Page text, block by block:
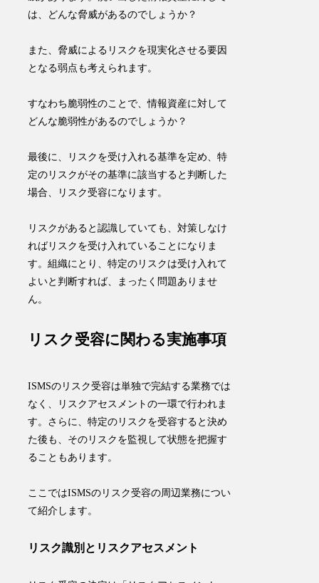
は、どんな脅威があるのでしょうか？
また、脅威によるリスクを現実化させる要因
となる弱点も考えられます。
すなわち脆弱性のことで、情報資産に対して
どんな脆弱性があるのでしょうか？
最後に、リスクを受け入れる基準を定め、特
定のリスクがその基準に該当すると判断した
場合、リスク受容になります。
リスクがあると認識していても、対策しなけ
ればリスクを受け入れていることになりま
す。組織にとり、特定のリスクは受け入れて
よいと判断すれば、まったく問題ありませ
ん。
リスク受容に関わる実施事項
ISMSのリスク受容は単独で完結する業務では
なく、リスクアセスメントの一環で行われま
す。さらに、特定のリスクを受容すると決め
た後も、そのリスクを監視して状態を把握す
ることもあります。
ここではISMSのリスク受容の周辺業務につい
て紹介します。
リスク識別とリスクアセスメント